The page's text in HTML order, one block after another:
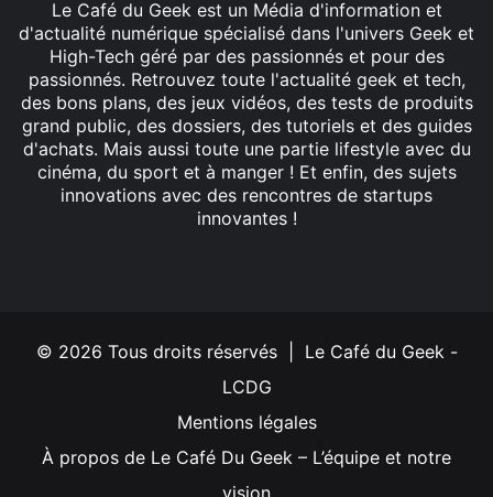
Le Café du Geek est un Média d'information et
d'actualité numérique spécialisé dans l'univers Geek et
High-Tech géré par des passionnés et pour des
passionnés. Retrouvez toute l'actualité geek et tech,
des bons plans, des jeux vidéos, des tests de produits
grand public, des dossiers, des tutoriels et des guides
d'achats. Mais aussi toute une partie lifestyle avec du
cinéma, du sport et à manger ! Et enfin, des sujets
innovations avec des rencontres de startups
innovantes !
© 2026 Tous droits réservés | Le Café du Geek -
LCDG
Mentions légales
À propos de Le Café Du Geek – L’équipe et notre
vision